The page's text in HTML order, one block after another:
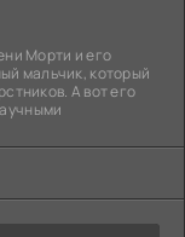
Морти и его
мальчик, который
А вот его